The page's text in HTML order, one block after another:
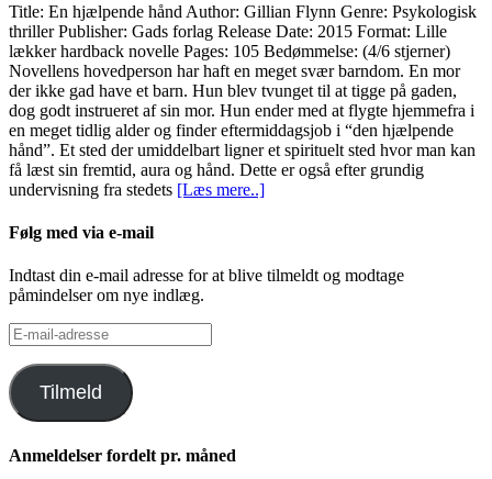
Title: En hjælpende hånd Author: Gillian Flynn Genre: Psykologisk
thriller Publisher: Gads forlag Release Date: 2015 Format: Lille
lækker hardback novelle Pages: 105 Bedømmelse: (4/6 stjerner)
Novellens hovedperson har haft en meget svær barndom. En mor
der ikke gad have et barn. Hun blev tvunget til at tigge på gaden,
dog godt instrueret af sin mor. Hun ender med at flygte hjemmefra i
en meget tidlig alder og finder eftermiddagsjob i “den hjælpende
hånd”. Et sted der umiddelbart ligner et spirituelt sted hvor man kan
få læst sin fremtid, aura og hånd. Dette er også efter grundig
undervisning fra stedets [Læs mere..]
Følg med via e-mail
Indtast din e-mail adresse for at blive tilmeldt og modtage
påmindelser om nye indlæg.
E-
mail-
adresse
Tilmeld
Anmeldelser fordelt pr. måned